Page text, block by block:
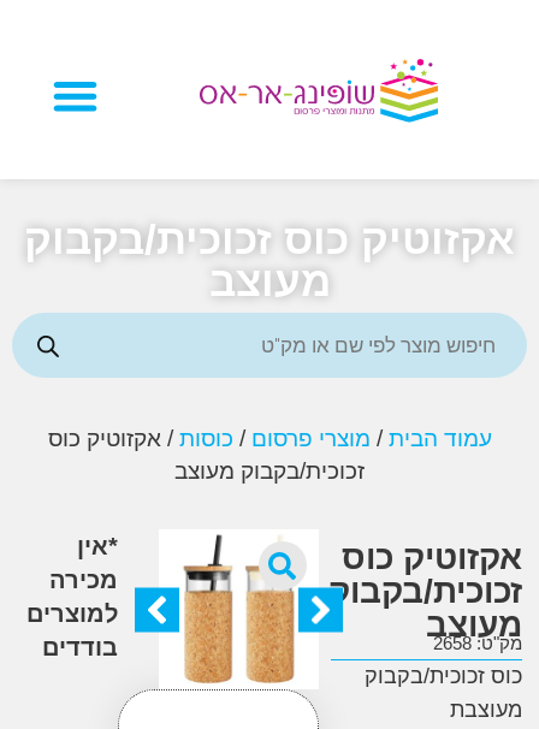
כוס זכוכית/בקבוק
מעוצב
הבית/מוצרי פרסום /כוסות/ אקזוטיק כוס
זכוכית/בקבוק מעוצב
כוס
בקבוק
בקבוק
מכירה
למוצרים
בודדים